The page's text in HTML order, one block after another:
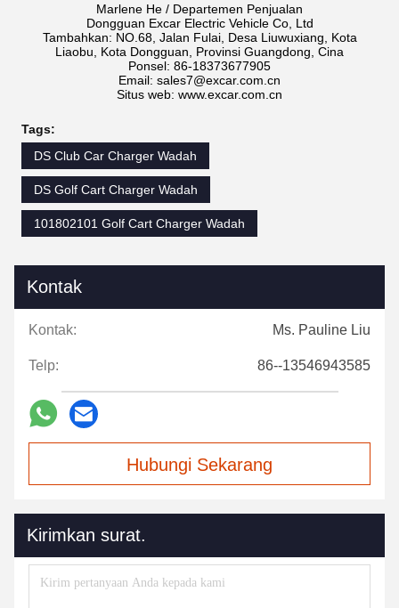
Marlene He / Departemen Penjualan
Dongguan Excar Electric Vehicle Co, Ltd
Tambahkan: NO.68, Jalan Fulai, Desa Liuwuxiang, Kota
Liaobu, Kota Dongguan, Provinsi Guangdong, Cina
Ponsel: 86-18373677905
Email: sales7@excar.com.cn
Situs web: www.excar.com.cn
Tags:
DS Club Car Charger Wadah
DS Golf Cart Charger Wadah
101802101 Golf Cart Charger Wadah
Kontak
Kontak: Ms. Pauline Liu
Telp: 86--13546943585
Hubungi Sekarang
Kirimkan surat.